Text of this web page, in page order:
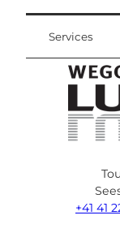
Services
+41 41